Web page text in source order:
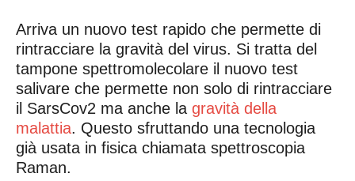
Arriva un nuovo test rapido che permette di
rintracciare la gravità del virus. Si tratta del
tampone spettromolecolare il nuovo test
salivare che permette non solo di rintracciare
il SarsCov2 ma anche la gravità della
malattia. Questo sfruttando una tecnologia
già usata in fisica chiamata spettroscopia
Raman.